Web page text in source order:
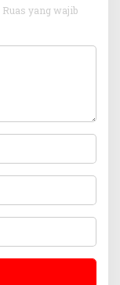
Ruas yang wajib